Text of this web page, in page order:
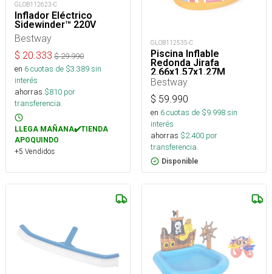
GLOB112623-C
Inflador Eléctrico
Sidewinder™ 220V
Bestway
$ 20.333 $29.990
en 6cuotas de $3.389sin
interés
ahorras $810 por
transferencia.
LLEGA MAÑANA✔️TIENDA
APOQUINDO
+5 Vendidos
GLOB112535-C
Piscina Inflable
Redonda Jirafa
2.66x1.57x1.27M
Bestway
$ 59.990
en 6cuotas de $9.998sin
interés
ahorras $2.400 por
transferencia.
Disponible